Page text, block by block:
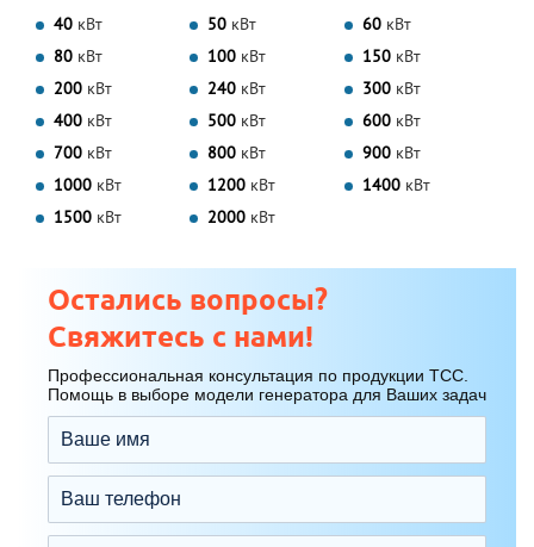
40 кВт 50 кВт 60 кВт
80 кВт 100 кВт 150 кВт
200 кВт 240 кВт 300 кВт
400 кВт 500 кВт 600 кВт
700 кВт 800 кВт 900 кВт
1000 кВт 1200 кВт 1400 кВт
1500 кВт 2000 кВт
Остались вопросы?
Свяжитесь с нами!
Профессиональная консультация по продукции ТСС.
Помощь в выборе модели генератора для Ваших задач